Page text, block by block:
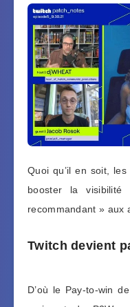
Quoi qu’il en soit,
booster la
recommandant » aux
Twitch devient
D’où le Pay-to-win